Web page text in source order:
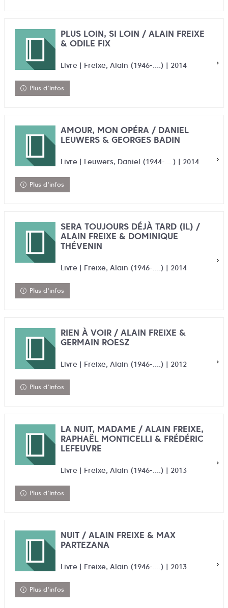
PLUS LOIN, SI LOIN / ALAIN FREIXE
& ODILE FIX
Livre | Freixe, Alain (1946-....) | 2014
Plus d'infos
AMOUR, MON OPÉRA / DANIEL
LEUWERS & GEORGES BADIN
Livre | Leuwers, Daniel (1944-....) | 2014
Plus d'infos
SERA TOUJOURS DÉJÀ TARD (IL) /
ALAIN FREIXE & DOMINIQUE
THÉVENIN
Livre | Freixe, Alain (1946-....) | 2014
Plus d'infos
RIEN À VOIR / ALAIN FREIXE &
GERMAIN ROESZ
Livre | Freixe, Alain (1946-....) | 2012
Plus d'infos
LA NUIT, MADAME / ALAIN FREIXE,
RAPHAËL MONTICELLI & FRÉDÉRIC
LEFEUVRE
Livre | Freixe, Alain (1946-....) | 2013
Plus d'infos
NUIT / ALAIN FREIXE & MAX
PARTEZANA
Livre | Freixe, Alain (1946-....) | 2013
Plus d'infos